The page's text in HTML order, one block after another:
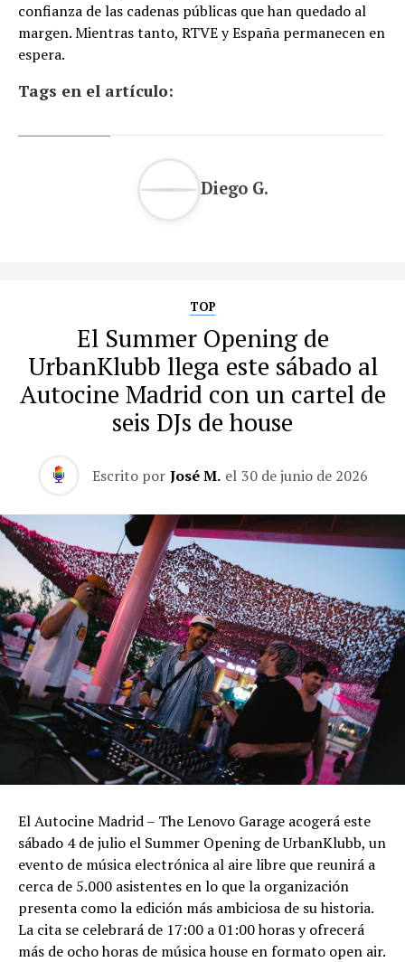
confianza de las cadenas públicas que han quedado al
margen. Mientras tanto, RTVE y España permanecen en
espera.
Tags en el artículo:
Diego G.
TOP
El Summer Opening de
UrbanKlubb llega este sábado al
Autocine Madrid con un cartel de
seis DJs de house
Escrito por José M. el 30 de junio de 2026
El Autocine Madrid – The Lenovo Garage acogerá este
sábado 4 de julio el Summer Opening de UrbanKlubb, un
evento de música electrónica al aire libre que reunirá a
cerca de 5.000 asistentes en lo que la organización
presenta como la edición más ambiciosa de su historia.
La cita se celebrará de 17:00 a 01:00 horas y ofrecerá
más de ocho horas de música house en formato open air.